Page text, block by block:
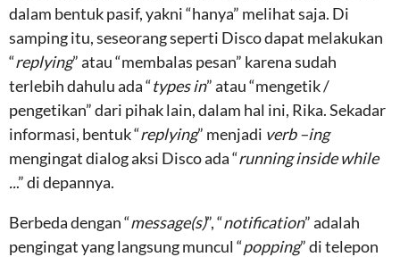
dalam bentuk pasif, yakni “hanya” melihat saja. Di
samping itu, seseorang seperti Disco dapat melakukan
“replying” atau “membalas pesan” karena sudah
terlebih dahulu ada “types in” atau “mengetik /
pengetikan” dari pihak lain, dalam hal ini, Rika. Sekadar
informasi, bentuk “replying” menjadi verb –ing
mengingat dialog aksi Disco ada “running inside while
...” di depannya.
Berbeda dengan “message(s)”, “notification” adalah
pengingat yang langsung muncul “popping” di telepon